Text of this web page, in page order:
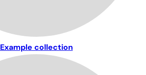
Example collection